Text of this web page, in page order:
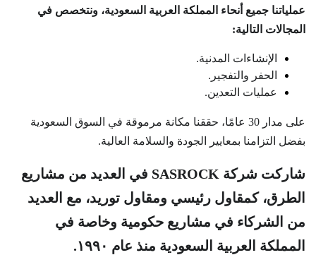
عملياتنا جميع أنحاء المملكة العربية السعودية، ونتخصص في
المجالات التالية:
الإنشاءات المدنية.
الحفر والتفجير.
عمليات التعدين.
على مدار 30 عامًا، حققنا مكانة مرموقة في السوق السعودية
بفضل التزامنا بمعايير الجودة والسلامة العالية.
شاركت شركة SASROCK في العديد من مشاريع
الطرق، كمقاول رئيسي ومقاول توريد، مع العديد
من الشركاء في مشاريع حكومية وخاصة في
المملكة العربية السعودية منذ عام ١٩٩٠.